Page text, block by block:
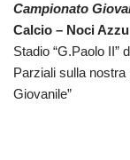
Campionato
Calcio – Noci
Stadio “G.Paolo II”
Parziali sulla
Giovanile”